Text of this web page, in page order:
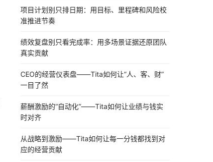
项目计划别只排日期：用目标、里程碑和风险校
准推进节奏
绩效复盘别只看完成率：用多场景证据还原团队
真实贡献
CEO的经营仪表盘——Tita如何让“人、客、财”
一目了然
薪酬激励的“自动化”——Tita如何让业绩与钱实
时对齐
从战略到激励——Tita如何让每一分钱都找到对
应的经营贡献